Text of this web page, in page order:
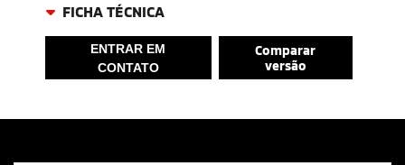
FICHA TÉCNICA
ENTRAR EM
CONTATO
Comparar
versão